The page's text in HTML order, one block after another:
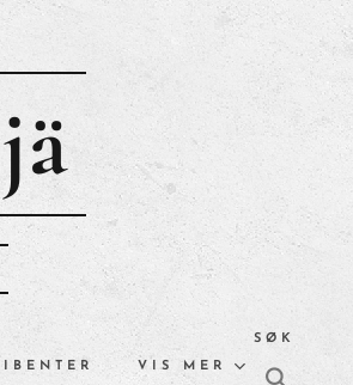
VIS MER
SØK